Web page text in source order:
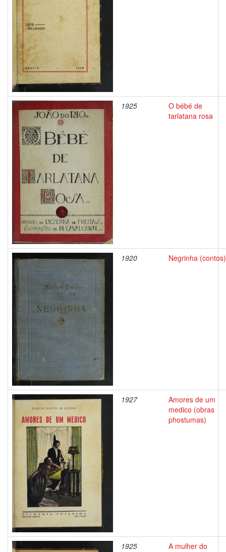
1925
O bébé de
tarlatana rosa
1920 Negrinha (contos)
1927
Amores de um
medico (obras
phostumas)
1925
A mulher do